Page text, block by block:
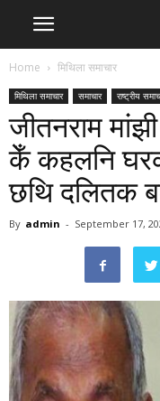
Home मिथिला समाचार
मिथिला समाचार समाचार राष्ट्रीय
जीतनराम
केँ कहलनि घरक
छथि दलितक
By admin - September 17,